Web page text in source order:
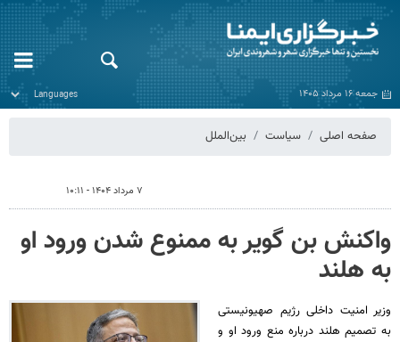
جمعه ۱۶ مرداد ۱۴۰۵
صفحه اصلی سیاست بین‌الملل
۷ مرداد ۱۴۰۴ - ۱۰:۱۱
واکنش بن گویر به ممنوع شدن ورود او
به هلند
وزیر امنیت داخلی رژیم صهیونیستی
به تصمیم هلند درباره منع ورود او و